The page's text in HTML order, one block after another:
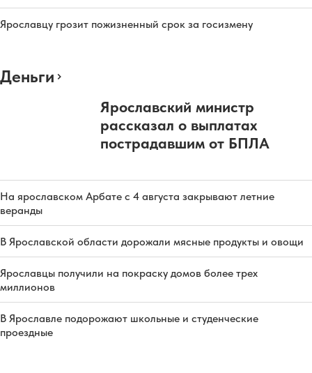
Ярославцу грозит пожизненный срок за госизмену
Деньги
Ярославский министр
рассказал о выплатах
пострадавшим от БПЛА
На ярославском Арбате с 4 августа закрывают летние
веранды
В Ярославской области дорожали мясные продукты и овощи
Ярославцы получили на покраску домов более трех
миллионов
В Ярославле подорожают школьные и студенческие
проездные